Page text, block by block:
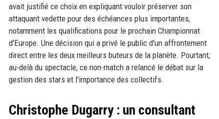
avait justifié ce choix en expliquant vouloir préserver son
attaquant vedette pour des échéances plus importantes,
notamment les qualifications pour le prochain Championnat
d'Europe. Une décision qui a privé le public d'un affrontement
direct entre les deux meilleurs buteurs de la planète. Pourtant,
au-delà du spectacle, ce non-match a relancé le débat sur la
gestion des stars et l'importance des collectifs.
Christophe Dugarry : un consultant